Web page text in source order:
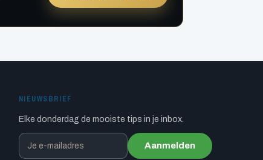
NIEUWSBRIEF
Elke donderdag de mooiste tips in je inbox.
Aanmelden